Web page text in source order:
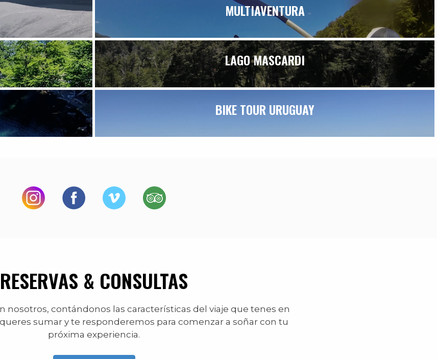
MULTIAVENTURA
LAGO MASCARDI
BIKE TOUR URUGUAY
RESERVAS & CONSULTAS
nosotros, contándonos las características del viaje que tenes en
sumar y te responderemos para comenzar a soñar con tu
próxima experiencia.